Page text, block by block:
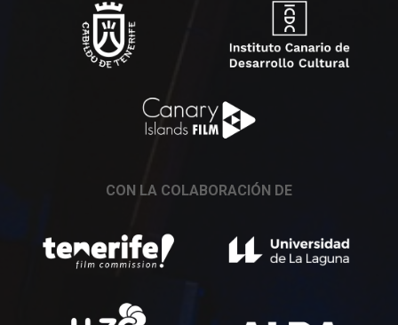
CON LA COLABORACIÓN DE